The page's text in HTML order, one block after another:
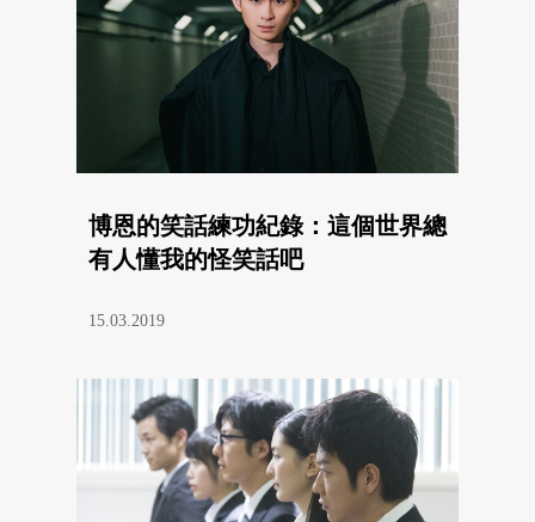
博恩的笑話練功紀錄：這個世界總
有人懂我的怪笑話吧
15.03.2019